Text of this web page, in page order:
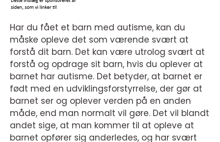
Har du fået et barn med autisme, kan du
måske opleve det som værende svært at
forstå dit barn. Det kan være utrolog svært at
forstå og opdrage sit barn, hvis du oplever at
barnet har autisme. Det betyder, at barnet er
født med en udviklingsforstyrrelse, der gør at
barnet ser og oplever verden på en anden
måde, end man normalt vil gøre. Det vil blandt
andet sige, at man kommer til at opleve at
barnet opfører sig anderledes, og har svært